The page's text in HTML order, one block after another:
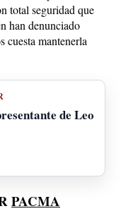
total seguridad que
han denunciado
cuesta mantenerla
de Leo
PACMA